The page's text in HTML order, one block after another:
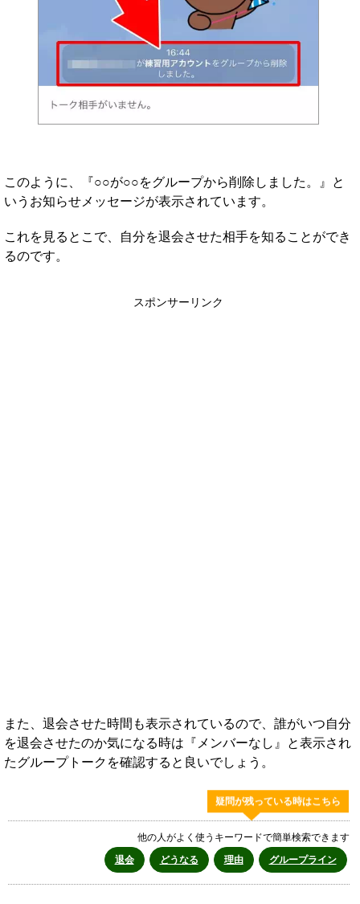
このように、『○○が○○をグループから削除しました。』と
いうお知らせメッセージが表示されています。
これを見るとこで、自分を退会させた相手を知ることができ
るのです。
スポンサーリンク
また、退会させた時間も表示されているので、誰がいつ自分
を退会させたのか気になる時は『メンバーなし』と表示され
たグループトークを確認すると良いでしょう。
疑問が残っている時はこちら
他の人がよく使うキーワードで簡単検索できます
退会
どうなる 理由 グループライン